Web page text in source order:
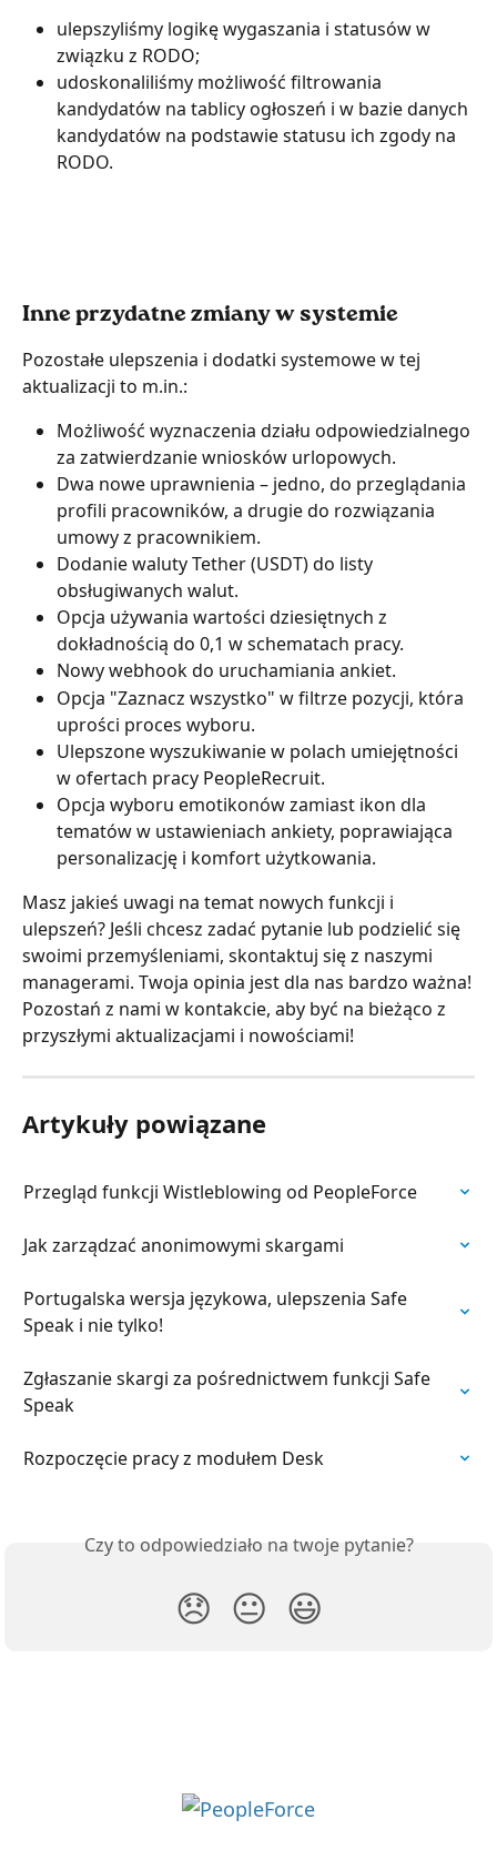
ulepszyliśmy logikę wygaszania i statusów w
związku z RODO;
udoskonaliliśmy możliwość filtrowania
kandydatów na tablicy ogłoszeń i w bazie danych
kandydatów na podstawie statusu ich zgody na
RODO.
Inne przydatne zmiany w systemie
Pozostałe ulepszenia i dodatki systemowe w tej
aktualizacji to m.in.:
Możliwość wyznaczenia działu odpowiedzialnego
za zatwierdzanie wniosków urlopowych.
Dwa nowe uprawnienia – jedno, do przeglądania
profili pracowników, a drugie do rozwiązania
umowy z pracownikiem.
Dodanie waluty Tether (USDT) do listy
obsługiwanych walut.
Opcja używania wartości dziesiętnych z
dokładnością do 0,1 w schematach pracy.
Nowy webhook do uruchamiania ankiet.
Opcja "Zaznacz wszystko" w filtrze pozycji, która
uprości proces wyboru.
Ulepszone wyszukiwanie w polach umiejętności
w ofertach pracy PeopleRecruit.
Opcja wyboru emotikonów zamiast ikon dla
tematów w ustawieniach ankiety, poprawiająca
personalizację i komfort użytkowania.
Masz jakieś uwagi na temat nowych funkcji i
ulepszeń? Jeśli chcesz zadać pytanie lub podzielić się
swoimi przemyśleniami, skontaktuj się z naszymi
managerami. Twoja opinia jest dla nas bardzo ważna!
Pozostań z nami w kontakcie, aby być na bieżąco z
przyszłymi aktualizacjami i nowościami!
Artykuły powiązane
Przegląd funkcji Wistleblowing od PeopleForce
Jak zarządzać anonimowymi skargami
Portugalska wersja językowa, ulepszenia Safe
Speak i nie tylko!
Zgłaszanie skargi za pośrednictwem funkcji Safe
Speak
Rozpoczęcie pracy z modułem Desk
Czy to odpowiedziało na twoje pytanie?
😞 😐 😃